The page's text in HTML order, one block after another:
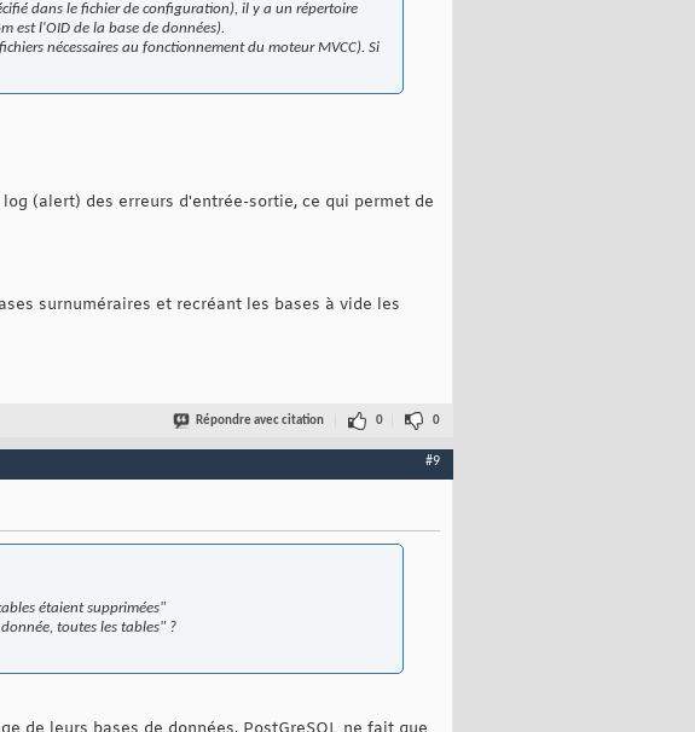
dans le fichier de configuration), il y a un répertoire
est l'OID de la base de données).
nécessaires au fonctionnement du moteur MVCC). Si
(alert) des erreurs d'entrée-sortie, ce qui permet de
surnuméraires et recréant les bases à vide les
Répondre avec citation 0 0
#9
étaient supprimées"
toutes les tables" ?